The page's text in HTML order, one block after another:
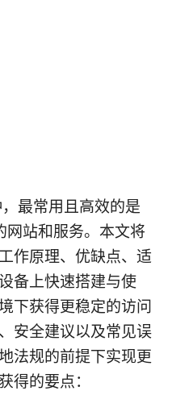
最常用且高效的是
网站和服务。本文将
作原理、优缺点、适
备上快速搭建与使
下获得更稳定的访问
安全建议以及常见误
法规的前提下实现更
得的要点：